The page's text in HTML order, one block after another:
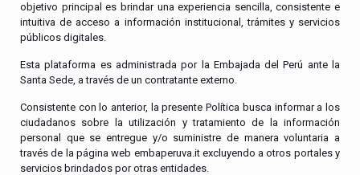
objetivo principal es brindar una experiencia sencilla, consistente e
intuitiva de acceso a información institucional, trámites y servicios
públicos digitales.
Esta plataforma es administrada por la Embajada del Perú ante la
Santa Sede, a través de un contratante externo.
Consistente con lo anterior, la presente Política busca informar a los
ciudadanos sobre la utilización y tratamiento de la información
personal que se entregue y/o suministre de manera voluntaria a
través de la página web embaperuva.it excluyendo a otros portales y
servicios brindados por otras entidades.